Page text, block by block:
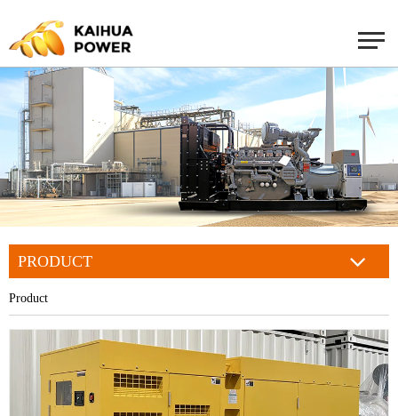
PRODUCT
Product